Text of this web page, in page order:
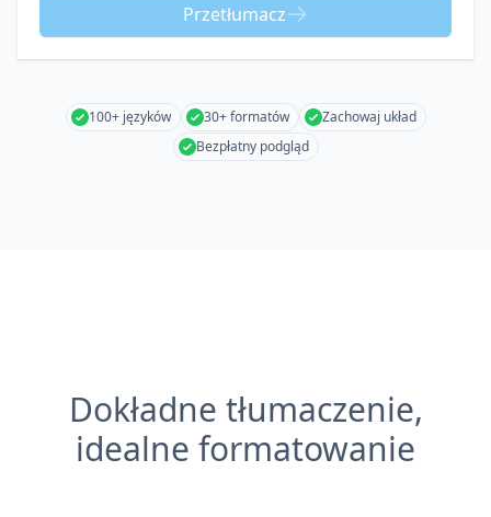
Przetłumacz
100+ języków 30+ formatów
Zachowaj układ
Bezpłatny podgląd
Dokładne tłumaczenie,
idealne formatowanie